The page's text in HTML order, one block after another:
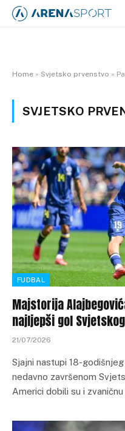
Home » Svjetsko prvenstvo »
SVJETSKO
FUDBAL
Majstorija
najljepši gol
21/07/2026
Sjajni nastupi 18-
nedavno završenom
Americi dobili su i